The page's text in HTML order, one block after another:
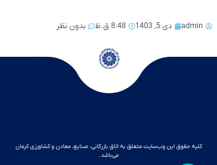
admin دی 5, 1403 8:48 ق.ظ بدون نظر
کلیه حقوق این وب‌سایت متعلق به اتاق بازرگانی، صنایع، معادن و کشاورزی کرمان
می‌باشد.